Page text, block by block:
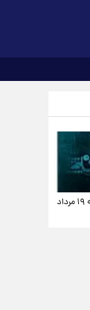
فال روزانه واقعی دوشنبه ۱۹ مرداد